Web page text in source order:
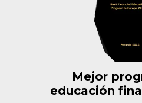
Mejor
educación